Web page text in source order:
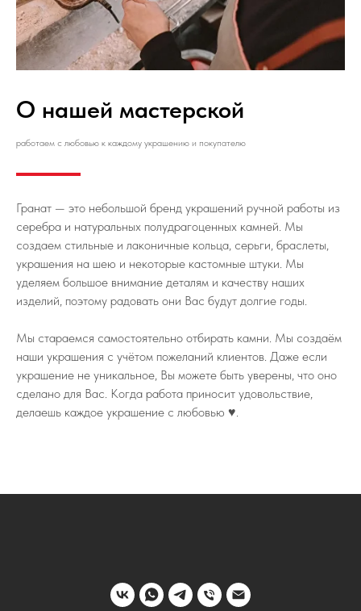
О нашей мастерской
работаем с любовью к каждому украшению и покупателю
Гранат — это небольшой бренд украшений ручной работы из
серебра и натуральных полудрагоценных камней. Мы
создаем стильные и лаконичные кольца, серьги, браслеты,
украшения на шею и некоторые кастомные штуки. Мы
уделяем большое внимание деталям и качеству наших
изделий, поэтому радовать они Вас будут долгие годы.
Мы стараемся самостоятельно отбирать камни. Мы создаём
наши украшения с учётом пожеланий клиентов. Даже если
украшение не уникальное, Вы можете быть уверены, что оно
сделано для Вас. Когда работа приносит удовольствие,
делаешь каждое украшение с любовью ♥️.